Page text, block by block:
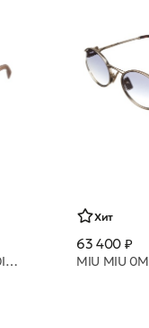
MIU MIU 0MU A03S 28L20I 53 очки с/з
Хит
63 400 ₽